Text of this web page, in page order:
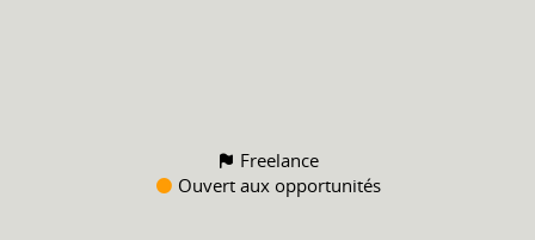
Freelance
Ouvert aux opportunités